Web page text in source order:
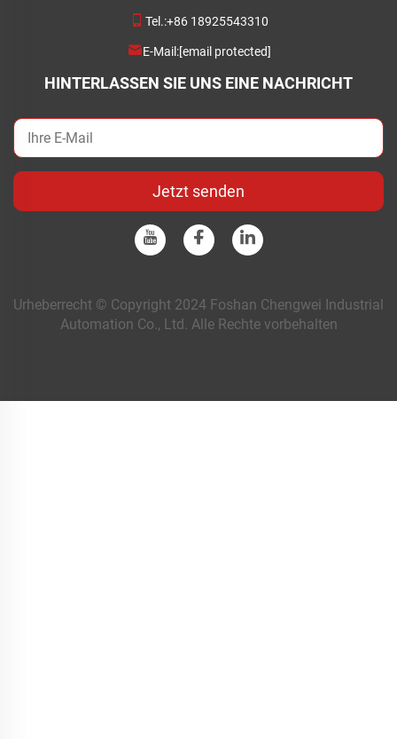
Tel.:+86 18925543310
E-Mail:[email protected]
HINTERLASSEN SIE UNS EINE NACHRICHT
Jetzt senden
Urheberrecht © Copyright 2024 Foshan Chengwei Industrial
Automation Co., Ltd. Alle Rechte vorbehalten